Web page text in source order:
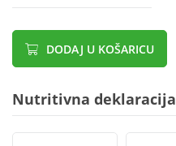
DODAJ U KOŠARICU
Nutritivna deklaracija